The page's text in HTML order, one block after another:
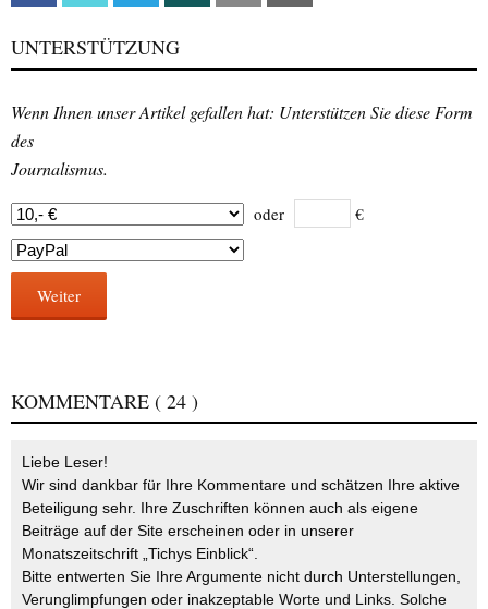
UNTERSTÜTZUNG
Wenn Ihnen unser Artikel gefallen hat: Unterstützen Sie diese Form
des
Journalismus.
oder €
Weiter
KOMMENTARE ( 24 )
Liebe Leser!
Wir sind dankbar für Ihre Kommentare und schätzen Ihre aktive
Beteiligung sehr. Ihre Zuschriften können auch als eigene
Beiträge auf der Site erscheinen oder in unserer
Monatszeitschrift „Tichys Einblick“.
Bitte entwerten Sie Ihre Argumente nicht durch Unterstellungen,
Verunglimpfungen oder inakzeptable Worte und Links. Solche